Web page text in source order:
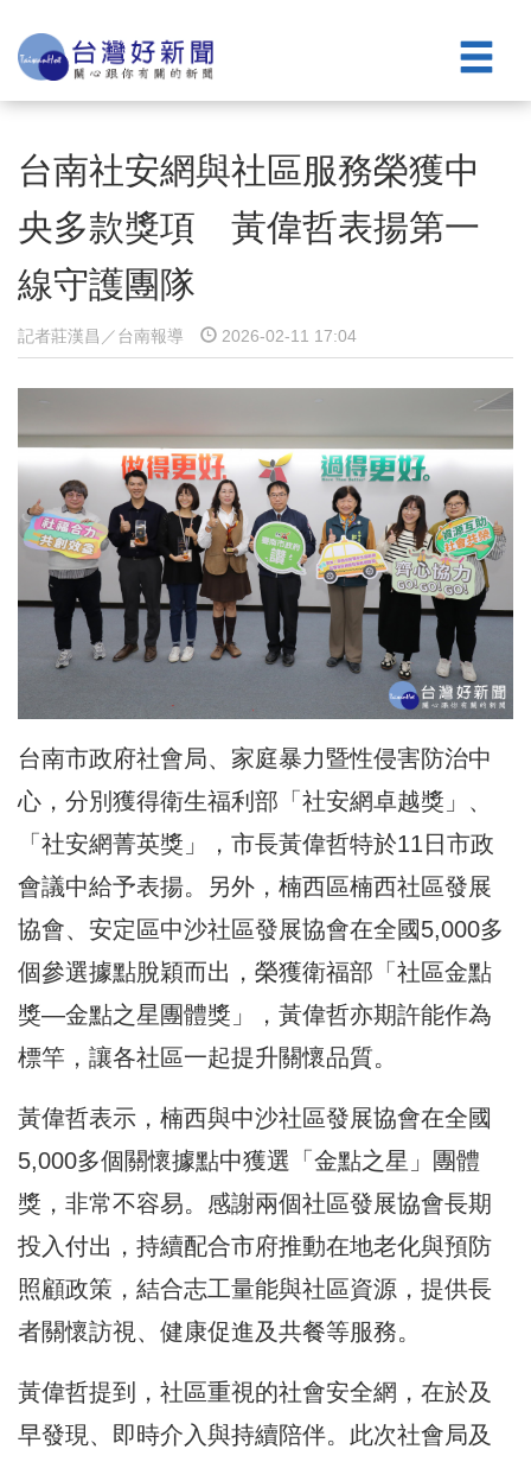
台南社安網與社區服務榮獲中
央多款獎項 黃偉哲表揚第一
線守護團隊
記者莊漢昌／台南報導 2026-02-11 17:04
台南市政府社會局、家庭暴力暨性侵害防治中
心，分別獲得衛生福利部「社安網卓越獎」、
「社安網菁英獎」，市長黃偉哲特於11日市政
會議中給予表揚。另外，楠西區楠西社區發展
協會、安定區中沙社區發展協會在全國5,000多
個參選據點脫穎而出，榮獲衛福部「社區金點
獎—金點之星團體獎」，黃偉哲亦期許能作為
標竿，讓各社區一起提升關懷品質。
黃偉哲表示，楠西與中沙社區發展協會在全國
5,000多個關懷據點中獲選「金點之星」團體
獎，非常不容易。感謝兩個社區發展協會長期
投入付出，持續配合市府推動在地老化與預防
照顧政策，結合志工量能與社區資源，提供長
者關懷訪視、健康促進及共餐等服務。
黃偉哲提到，社區重視的社會安全網，在於及
早發現、即時介入與持續陪伴。此次社會局及